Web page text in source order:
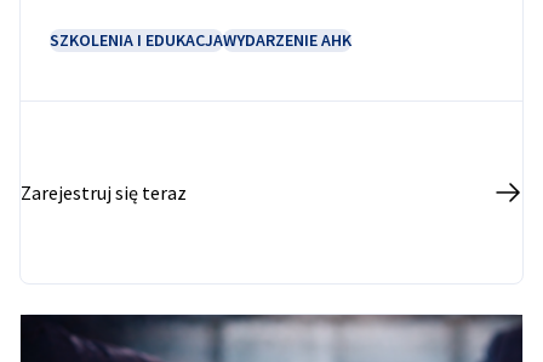
SZKOLENIA I EDUKACJAWYDARZENIE AHK
Zarejestruj się teraz